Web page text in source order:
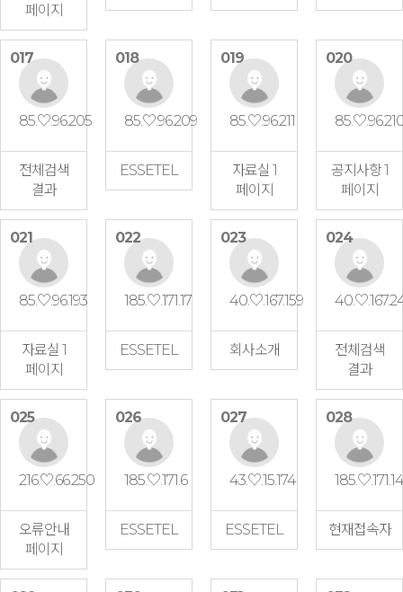
페이지
017
85.♡.96.205
전체검색
결과
018
85.♡.96.209
ESSETEL
019
85.♡.96.211
자료실 1
페이지
020
공지사항 1
페이지
021
85.♡.96.193
자료실 1
페이지
022
185.♡.171.17
ESSETEL
023
40.♡.167.159
회사소개
024
전체검색
결과
025
216.♡.66.250
오류안내
페이지
026
185.♡.171.6
ESSETEL
027
43.♡.15.174
ESSETEL
028
185.♡.171.14
현재접속자